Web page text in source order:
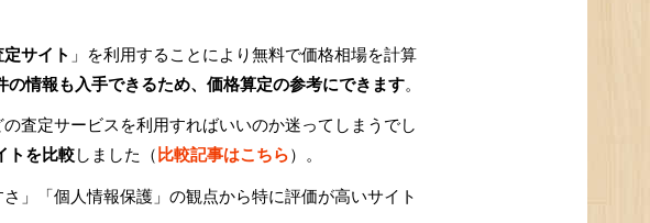
サイト 」を利用することにより無料で価格相場を計算
情報も入手できるため、価格算定の参考にできます。
査定サービスを利用すればいいのか迷ってしまうでし
トを比較しました（比較記事はこちら）。
」「個人情報保護」の観点から特に評価が高いサイト